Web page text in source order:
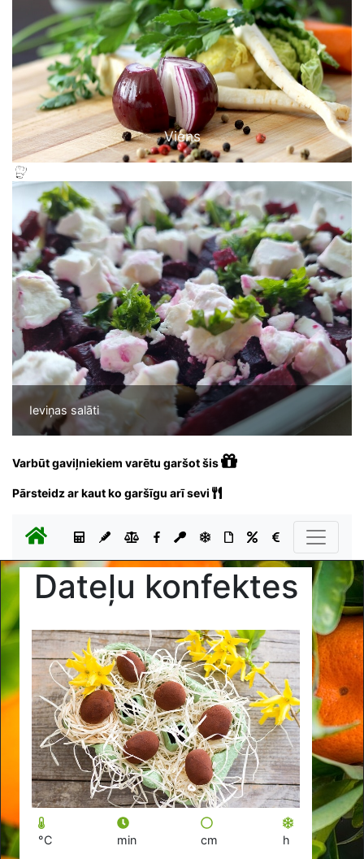
Viens
Ieviņas salāti
Varbūt gaviļniekiem varētu garšot šis
Pārsteidz ar kaut ko garšīgu arī sevi
Dateļu konfektes
°C min cm h